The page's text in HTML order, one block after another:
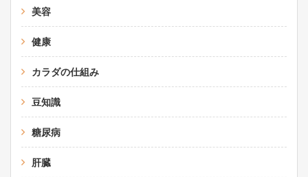
美容
健康
カラダの仕組み
豆知識
糖尿病
肝臓